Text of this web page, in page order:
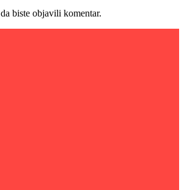
da biste objavili komentar.